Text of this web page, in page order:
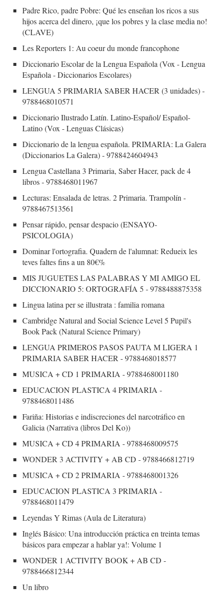
Padre Rico, padre Pobre: Qué les enseñan los ricos a sus
hijos acerca del dinero, ¡que los pobres y la clase media no!
(CLAVE)
Les Reporters 1: Au coeur du monde francophone
Diccionario Escolar de la Lengua Española (Vox - Lengua
Española - Diccionarios Escolares)
LENGUA 5 PRIMARIA SABER HACER (3 unidades) -
9788468010571
Diccionario Ilustrado Latín. Latino-Español/ Español-
Latino (Vox - Lenguas Clásicas)
Diccionario de la lengua española. PRIMARIA: La Galera
(Diccionarios La Galera) - 9788424604943
Lengua Castellana 3 Primaria, Saber Hacer, pack de 4
libros - 9788468011967
Lecturas: Ensalada de letras. 2 Primaria. Trampolín -
9788467513561
Pensar rápido, pensar despacio (ENSAYO-
PSICOLOGIA)
Dominar l'ortografia. Quadern de l'alumnat: Redueix les
teves faltes fins a un 80€%
MIS JUGUETES LAS PALABRAS Y MI AMIGO EL
DICCIONARIO 5: ORTOGRAFÍA 5 - 9788488875358
Lingua latina per se illustrata : familia romana
Cambridge Natural and Social Science Level 5 Pupil's
Book Pack (Natural Science Primary)
LENGUA PRIMEROS PASOS PAUTA M LIGERA 1
PRIMARIA SABER HACER - 9788468018577
MUSICA + CD 1 PRIMARIA - 9788468001180
EDUCACION PLASTICA 4 PRIMARIA -
9788468011486
Fariña: Historias e indiscreciones del narcotráfico en
Galicia (Narrativa (libros Del Ko))
MUSICA + CD 4 PRIMARIA - 9788468009575
WONDER 3 ACTIVITY + AB CD - 9788466812719
MUSICA + CD 2 PRIMARIA - 9788468001326
EDUCACION PLASTICA 3 PRIMARIA -
9788468011479
Leyendas Y Rimas (Aula de Literatura)
Inglés Básico: Una introducción práctica en treinta temas
básicos para empezar a hablar ya!: Volume 1
WONDER 1 ACTIVITY BOOK + AB CD -
9788466812344
Un libro